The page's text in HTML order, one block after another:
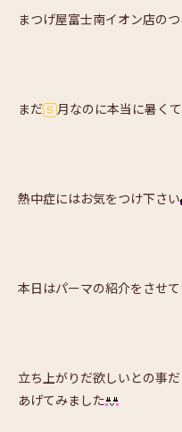
まつげ屋富士南イオン店の
まだ 月なのに本当に暑くて
熱中症にはお気をつけ下さい
本日はパーマの紹介をさせ
立ち上がりだ欲しいとの事
あげてみました